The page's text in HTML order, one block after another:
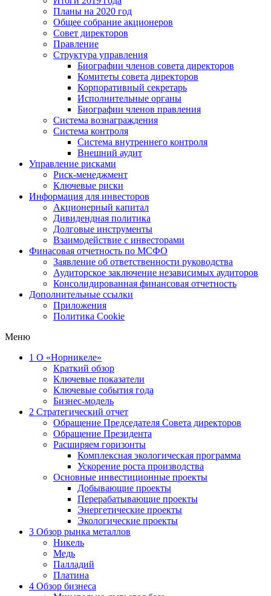
Планы на 2020 год
Общее собрание акционеров
Совет директоров
Правление
Структура управления
Биографии членов совета директоров
Комитеты совета директоров
Корпоративный секретарь
Исполнительные органы
Биографии членов правления
Система вознаграждения
Система контроля
Система внутреннего контроля
Внешний аудит
Управление рисками
Риск-менеджмент
Ключевые риски
Информация для инвесторов
Акционерный капитал
Дивидендная политика
Долговые инструменты
Взаимодействие с инвеcторами
Финасовая отчетность по МСФО
Заявление об ответственности руководства
Аудиторское заключение независимых аудиторов
Консолидированная финансовая отчетность
Дополнительные ссылки
Приложения
Политика Cookie
Меню
1 О «Норникеле»
Краткий обзор
Ключевые показатели
Ключевые события года
Бизнес-модель
2 Стратегический отчет
Обращение Председателя Совета директоров
Обращение Президента
Расширяем горизонты
Комплексная экологическая программа
Ускорение роста производства
Основные инвестиционные проекты
Добывающие проекты
Перерабатывающие проекты
Энергетические проекты
Экологические проекты
3 Обзор рынка металлов
Никель
Медь
Палладий
Платина
4 Обзор бизнеса